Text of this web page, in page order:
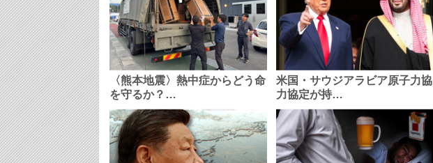
〈熊本地震〉熱中症からどう命
を守るか？…
米国・サウジアラビア原子力協
力協定が持…